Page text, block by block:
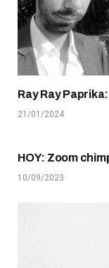
Ray Ray
21/01/2024
HOY: Zoom
10/09/2023